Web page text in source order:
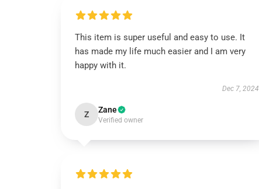
This item is super useful and easy to use. It
has made my life much easier and I am very
happy with it.
Dec 7, 2024
Z Zane
Verified owner